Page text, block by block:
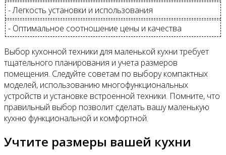
- Легкость установки и использования
- Оптимальное соотношение цены и качества
Выбор кухонной техники для маленькой кухни требует
тщательного планирования и учета размеров
помещения. Следуйте советам по выбору компактных
моделей, использованию многофункциональных
устройств и установке встроенной техники. Помните, что
правильный выбор позволит сделать вашу маленькую
кухню функциональной и комфортной.
Учтите размеры вашей кухни